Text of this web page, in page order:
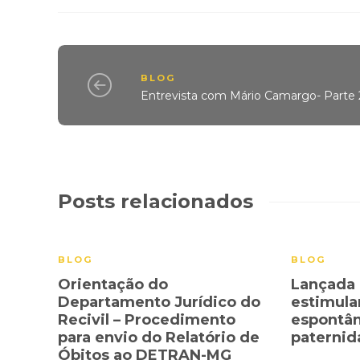
BLOG
Entrevista com Mário Camargo- Parte
Posts relacionados
BLOG
Orientação do
Departamento Jurídico do
Recivil – Procedimento
para envio do Relatório de
Óbitos ao DETRAN-MG
BLOG
Lançada